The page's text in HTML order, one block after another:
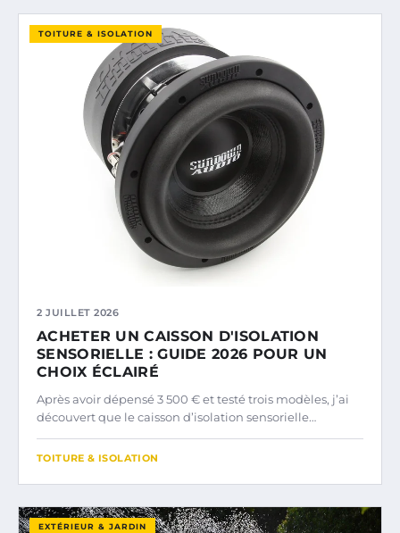
TOITURE & ISOLATION
2 JUILLET 2026
ACHETER UN CAISSON D'ISOLATION
SENSORIELLE : GUIDE 2026 POUR UN
CHOIX ÉCLAIRÉ
Après avoir dépensé 3 500 € et testé trois modèles, j’ai
découvert que le caisson d’isolation sensorielle…
TOITURE & ISOLATION
EXTÉRIEUR & JARDIN